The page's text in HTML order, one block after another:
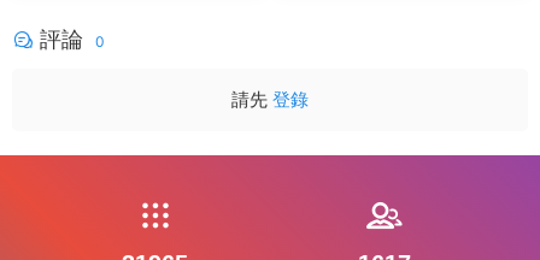
評論 0
請先 登錄